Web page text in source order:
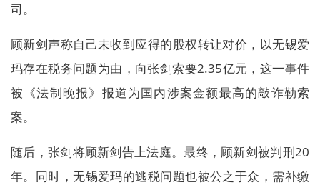
司。
顾新剑声称自己未收到应得的股权转让对价，以无锡爱
玛存在税务问题为由，向张剑索要2.35亿元，这一事件
被《法制晚报》报道为国内涉案金额最高的敲诈勒索
案。
随后，张剑将顾新剑告上法庭。最终，顾新剑被判刑20
年。同时，无锡爱玛的逃税问题也被公之于众，需补缴